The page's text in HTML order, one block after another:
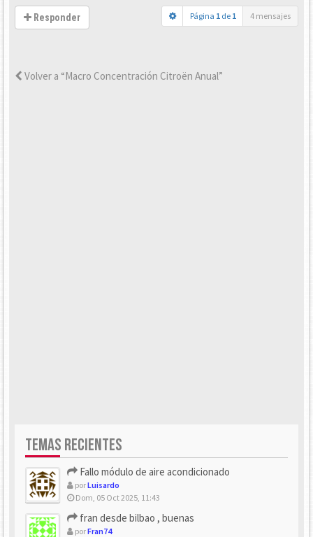
Responder Página 1 de 1 4 mensajes
Volver a “Macro Concentración Citroën Anual”
TEMAS RECIENTES
Fallo módulo de aire acondicionado
porLuisardo
Dom, 05 Oct 2025, 11:43
fran desde bilbao , buenas
porFran74